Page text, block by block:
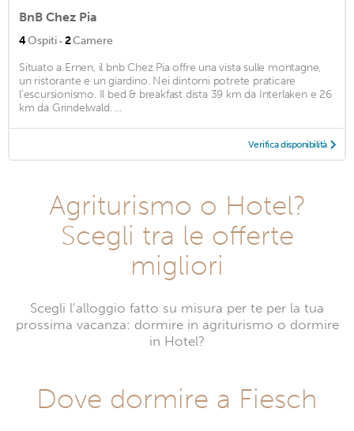
BnB Chez Pia
4Ospiti · 2Camere
Situato a Ernen, il bnb Chez Pia offre una vista sulle montagne,
un ristorante e un giardino. Nei dintorni potrete praticare
l'escursionismo. Il bed & breakfast dista 39 km da Interlaken e 26
km da Grindelwald. ...
Verifica disponibilità
Agriturismo o Hotel?
Scegli tra le offerte
migliori
Scegli l’alloggio fatto su misura per te per la tua
prossima vacanza: dormire in agriturismo o dormire
in Hotel?
Dove dormire a Fiesch